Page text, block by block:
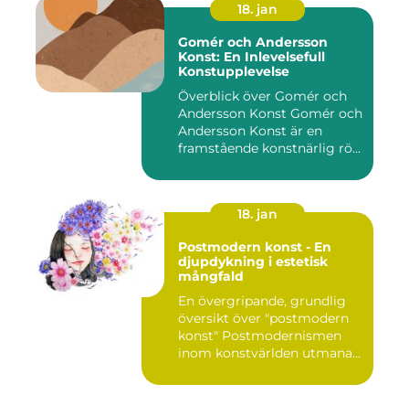
18. jan
Gomér och Andersson
Konst: En Inlevelsefull
Konstupplevelse
Överblick över Gomér och
Andersson Konst Gomér och
Andersson Konst är en
framstående konstnärlig rö...
18. jan
Postmodern konst - En
djupdykning i estetisk
mångfald
En övergripande, grundlig
översikt över "postmodern
konst" Postmodernismen
inom konstvärlden utmana...